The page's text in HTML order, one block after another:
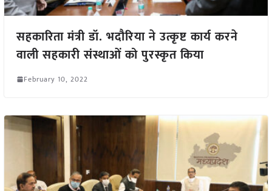
सहकारिता मंत्री डॉ. भदौरिया ने उत्कृष्ट कार्य करने
वाली सहकारी संस्थाओं को पुरस्कृत किया
February 10, 2022